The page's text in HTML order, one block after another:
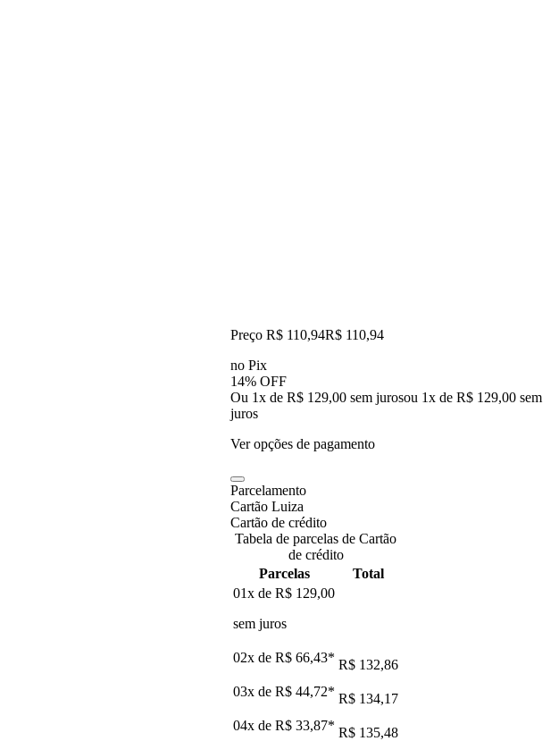
Preço R$ 110,94R$ 110,94
no Pix
14% OFF
Ou 1x de R$ 129,00 sem jurosou 1x de R$ 129,00 sem
juros
Ver opções de pagamento
Parcelamento
Cartão Luiza
Cartão de crédito
Tabela de parcelas de Cartão
de crédito
Parcelas
Total
01x de R$ 129,00
sem juros
02x de R$ 66,43* R$ 132,86
03x de R$ 44,72* R$ 134,17
04x de R$ 33,87* R$ 135,48